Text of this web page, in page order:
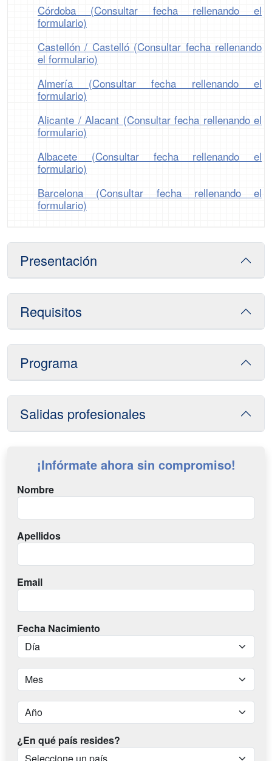
Córdoba (Consultar fecha rellenando el
formulario)
Castellón / Castelló (Consultar fecha rellenando
el formulario)
Almería (Consultar fecha rellenando el
formulario)
Alicante / Alacant (Consultar fecha rellenando el
formulario)
Albacete (Consultar fecha rellenando el
formulario)
Barcelona (Consultar fecha rellenando el
formulario)
Presentación
Requisitos
Programa
Salidas profesionales
¡Infórmate ahora sin compromiso!
Nombre
Apellidos
Email
Fecha Nacimiento
¿En qué país resides?